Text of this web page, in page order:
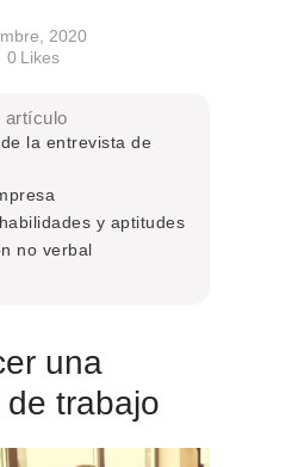
2020
0 Likes
artículo
la entrevista de
y aptitudes
no verbal
una
trabajo